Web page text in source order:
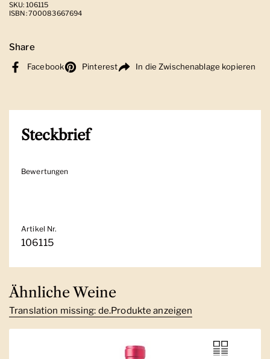
SKU: 106115
ISBN: 700083667694
Share
Facebook Pinterest In die Zwischenablage kopieren
Steckbrief
Bewertungen
Artikel Nr.
106115
Ähnliche Weine
Translation missing: de.Produkte anzeigen